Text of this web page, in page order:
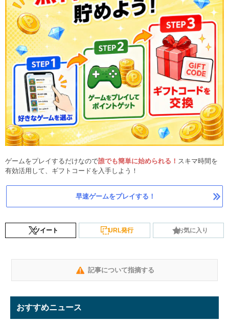
ゲームをプレイするだけなので誰でも簡単に始められる！ スキマ時間を
有効活用して、ギフトコードを入手しよう！
早速ゲームをプレイする！
ツイート URL発行 お気に入り
記事について指摘する
おすすめニュース